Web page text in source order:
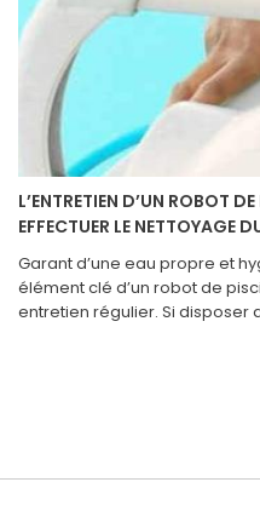
L’ENTRETIEN D’UN ROBOT
EFFECTUER LE NETTOYAGE
Garant d’une eau propre et
élément clé d’un robot de
entretien régulier. Si disposer
privée qui souhaite s’assurer